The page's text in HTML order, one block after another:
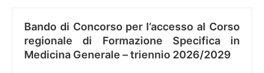
Bando di Concorso per l’accesso al Corso
regionale di Formazione Specifica in
Medicina Generale – triennio 2026/2029